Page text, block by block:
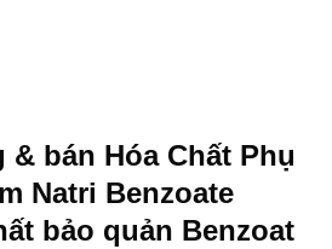
bán Hóa Chất Phụ
Natri Benzoate
bảo quản Benzoat